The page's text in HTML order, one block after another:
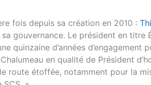
fois depuis sa création en 2010 :
gouvernance. Le président en
quinzaine d’années d’engagement
en qualité de Président
route étoffée, notamment pour la